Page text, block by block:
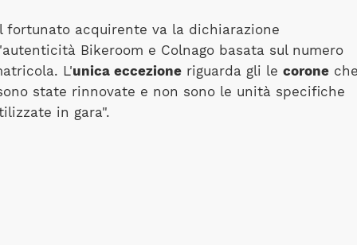
fortunato acquirente va la dichiarazione
Bikeroom e Colnago basata sul numero
L'unica eccezioneriguarda gli le corone
state rinnovate e non sono le unità specifiche
in gara".